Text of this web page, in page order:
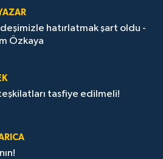
hatırlatmak şart oldu -
Özkaya
tasfiye edilmeli!